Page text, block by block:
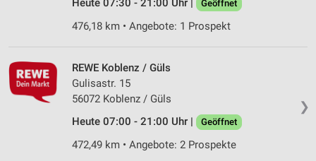
Heute 07:30 - 21:00 Uhr |
Geöffnet
476,18 km • Angebote: 1 Prospekt
❯
REWE Koblenz / Güls
Gulisastr. 15
56072 Koblenz / Güls
Heute 07:00 - 21:00 Uhr |
Geöffnet
472,49 km • Angebote: 2 Prospekte